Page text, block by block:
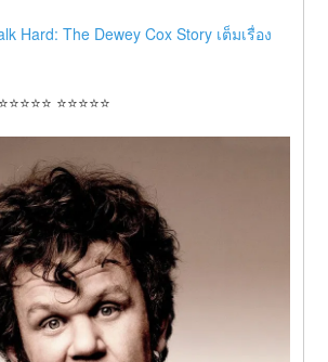
Hard: The Dewey Cox Story เต็มเรื่อง
⭐⭐⭐⭐⭐